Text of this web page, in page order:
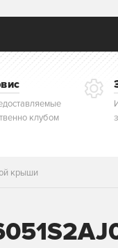
клубом
крыши